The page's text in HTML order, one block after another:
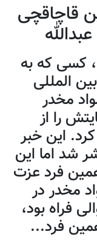
قاچاقچی
کسی که به
المللی
مخدر
را از
کرد. اين خبر
شد اما اين
فرد عزت
مخدر در
فراه بود،
فرد...